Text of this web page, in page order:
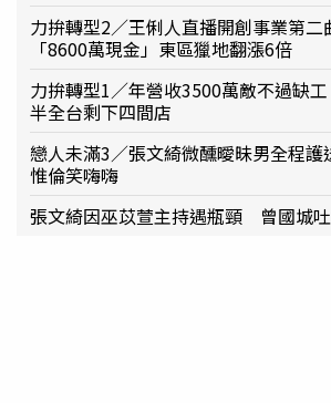
力拚轉型2／王俐人直播開創事業第
「8600萬現金」東區獵地翻漲6倍
力拚轉型1／年營收3500萬敵不過缺
半全台剩下四間店
戀人未滿3／張文綺微醺曖昧男全程
惟倫笑嗨嗨
張文綺因巫苡萱主持遇瓶頸 曾國城